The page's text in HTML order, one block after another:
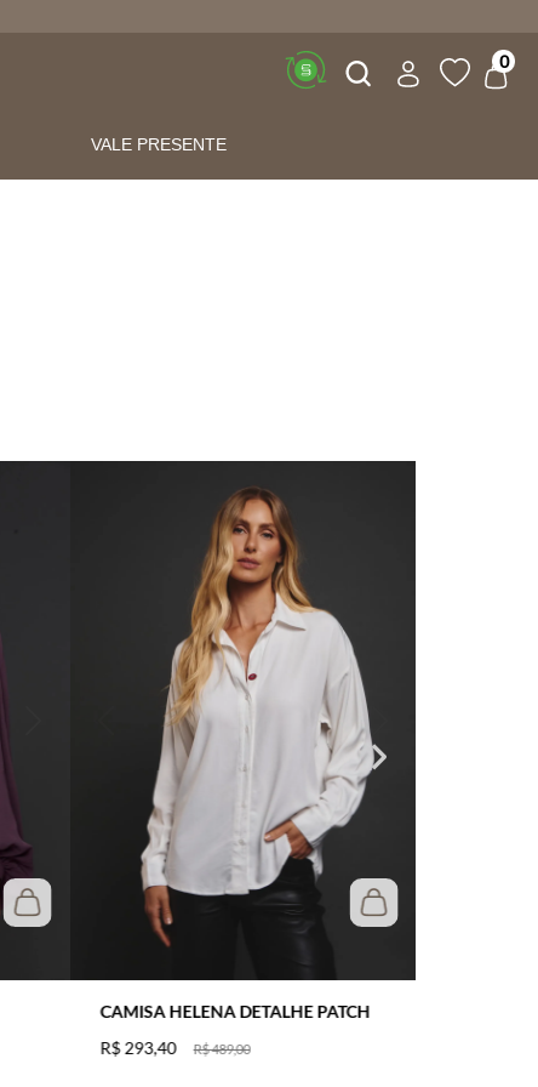
Buscar 0
VALE PRESENTE
CAMISA HELENA DETALHE PATCH
R$489,00
R$ 293,40